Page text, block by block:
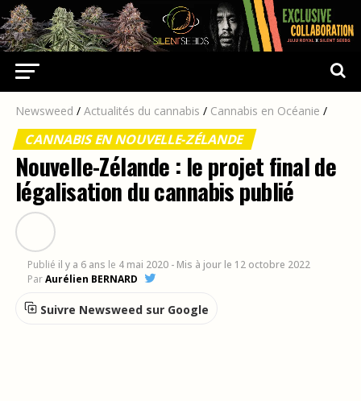
Newsweed / Actualités du cannabis / Cannabis en Océanie /
CANNABIS EN NOUVELLE-ZÉLANDE
Nouvelle-Zélande : le projet final de
légalisation du cannabis publié
Publié il y a 6 ans le 4 mai 2020 - Mis à jour le 12 octobre 2022
ParAurélien BERNARD
Suivre Newsweed sur Google